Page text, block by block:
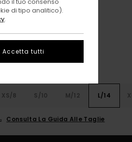
Blue Mirage
XS/8 S/10 M/12 L/14
Consulta La Guida Alle Taglie
di tipo analitico).
.
Accetta tutti